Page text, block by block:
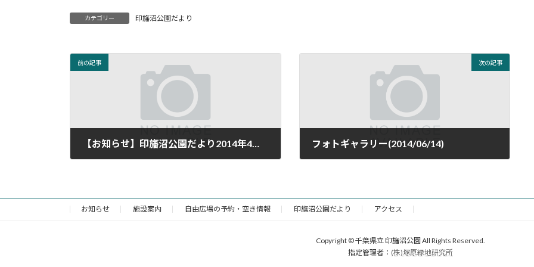
カテゴリー 印旛沼公園だより
前の記事 次の記事
フォトギャラリー(2014/06/14)
お知らせ 施設案内 自由広場の予約・空き情報 印旛沼公園だより アクセス
Copyright © 千葉県立 印旛沼公園 All Rights Reserved.
指定管理者： (株)塚原緑地研究所